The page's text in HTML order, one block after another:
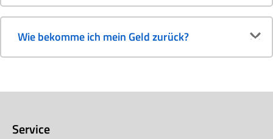
Wie bekomme ich mein Geld zurück?
Service